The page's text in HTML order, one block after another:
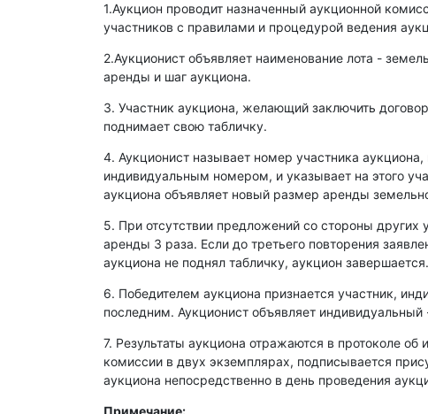
1.Аукцион проводит назначенный аукционной
участников с правилами и процедурой ведения
2.Аукционист объявляет наименование лота -
аренды и шаг аукциона.
3. Участник аукциона, желающий заключить
поднимает свою табличку.
4. Аукционист называет номер участника
индивидуальным номером, и указывает на этого
аукциона объявляет новый размер аренды
5. При отсутствии предложений со стороны других
аренды 3 раза. Если до третьего повторения
аукциона не поднял табличку, аукцион завершается.
6. Победителем аукциона признается участник,
последним. Аукционист объявляет
7. Результаты аукциона отражаются в протоколе
комиссии в двух экземплярах, подписывается
аукциона непосредственно в день проведения
Примечание: